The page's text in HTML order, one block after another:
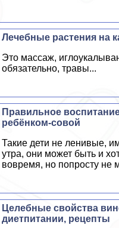
Лечебные растения на
Это массаж,
обязательно, травы...
Правильное
ребёнком-совой
Такие дети не ленивые,
утра, они может быть и
вовремя, но попросту не
Целебные свойства
диетпитании, рецепты